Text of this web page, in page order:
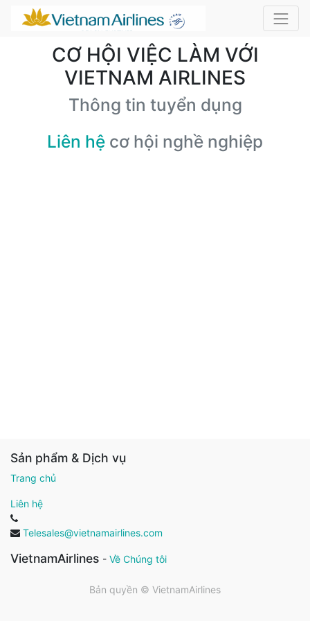
CƠ HỘI VIỆC LÀM VỚI
VIETNAM AIRLINES
Thông tin tuyển dụng
Liên hệ cơ hội nghề nghiệp
Sản phẩm & Dịch vụ
Trang chủ
Liên hệ
Telesales@vietnamairlines.com
VietnamAirlines - Về Chúng tôi
Bản quyền © VietnamAirlines